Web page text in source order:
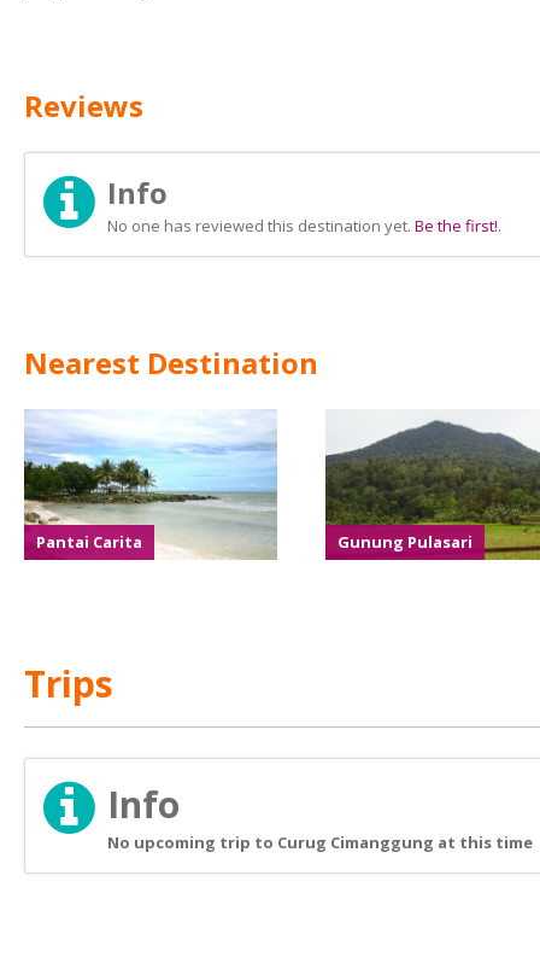
Reviews
Info
No one has reviewed this destination yet. Be the first!.
Nearest Destination
Pantai Carita Gunung Pulasari
Trips
Info
No upcoming trip to Curug Cimanggung at this time